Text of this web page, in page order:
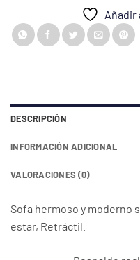
Añadir
DESCRIPCIÓN
INFORMACIÓN ADICIONAL
VALORACIONES (0)
Sofa hermoso y moderno
estar, Retráctil.